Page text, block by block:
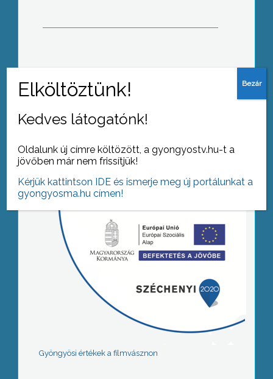
Tovább az archívumra
Gyöngyösi értékek a filmvásznon
Kedves látogatónk!
Oldalunk új címre költözött, a gyongyostv.hu-t a
jövőben már nem frissítjük!
Kérjük kattintson IDE és ismerje meg új portálunkat a
gyongyosma.hu címen!